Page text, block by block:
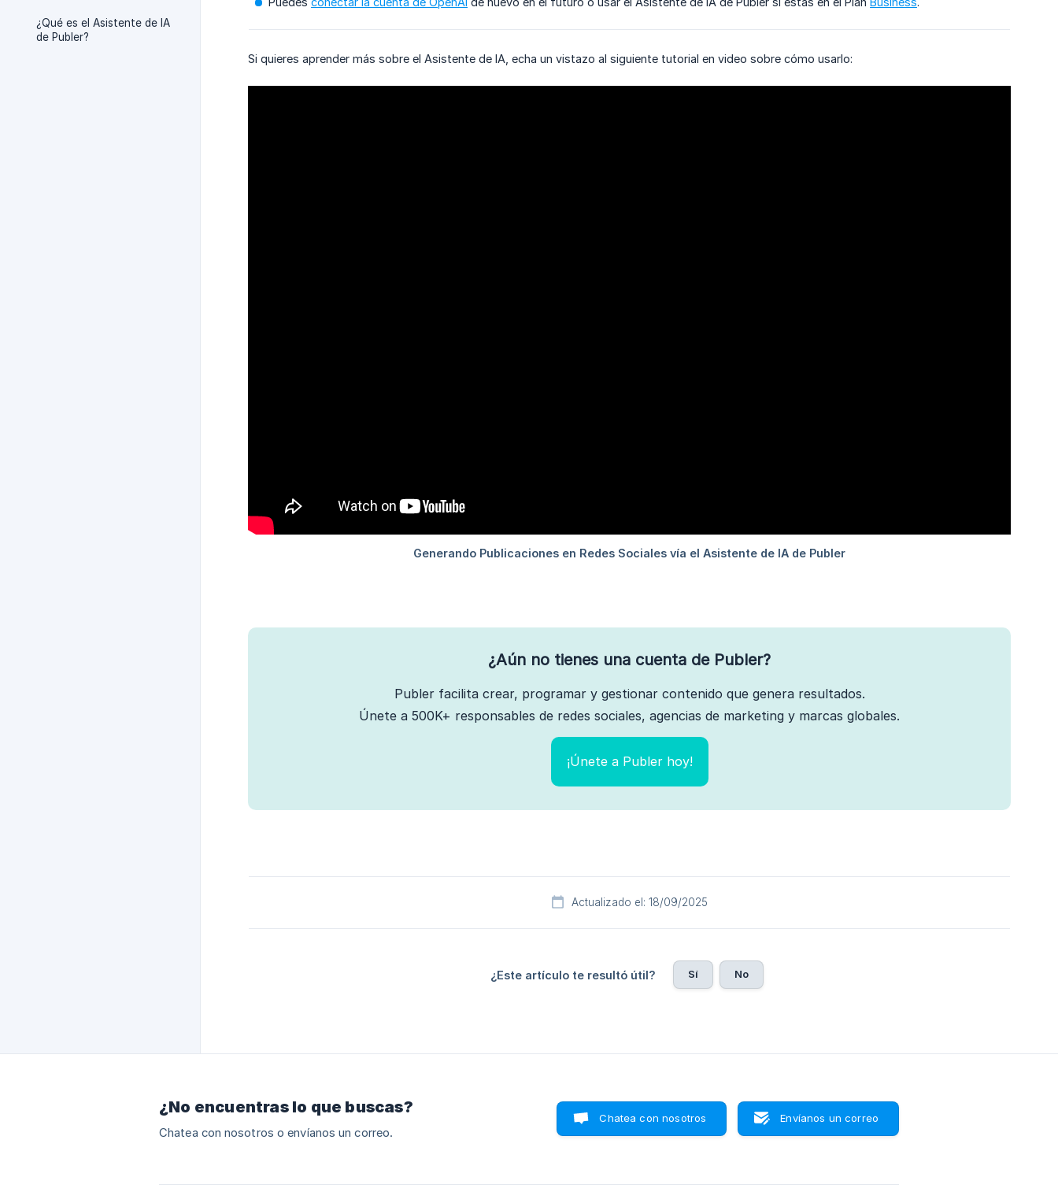
¿Qué es el Asistente de IA
de Publer?
Si quieres aprender más sobre el Asistente de IA, echa un vistazo al siguiente tutorial en video sobre cómo usarlo:
¿Aún no tienes una cuenta de Publer?
Publer facilita crear, programar y gestionar contenido que genera resultados.
Únete a 500K+ responsables de redes sociales, agencias de marketing y marcas globales.
¡Únete a Publer hoy!
Actualizado el: 18/09/2025
¿Este artículo te resultó útil? Sí No
¿No encuentras lo que buscas?
Chatea con nosotros o envíanos un correo.
Chatea con nosotros Envíanos un correo